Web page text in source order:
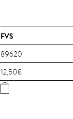
FVS
89620
12,50€